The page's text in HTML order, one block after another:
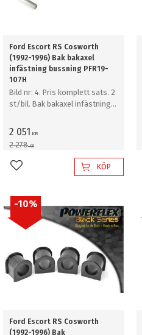
Ford Escort RS Cosworth
(1992-1996) Bak bakaxel
infästning bussning PFR19-
107H
Bild nr: 4. Pris komplett sats. 2
st/bil. Bak bakaxel infästning
2 051 KR
2 278KR
Lägg till i favoriterKÖP
Ford Escort RS Cosworth
(1992-1996) Bak
10%